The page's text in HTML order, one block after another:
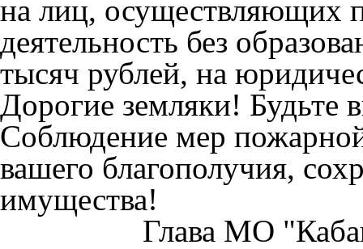
на лиц, осуществляющих
деятельность без
тысяч рублей, на
Дорогие земляки! Будьте
Соблюдение мер
вашего благополучия,
имущества!
Глава МО